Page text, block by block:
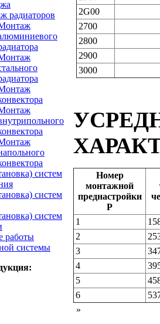
радиаторов
систем
систем
систем
работы
системы
2G00
2700
2800
2900
3000
Номер
монтажной
преднастройки
Р
1
2
3
4
5
6
»